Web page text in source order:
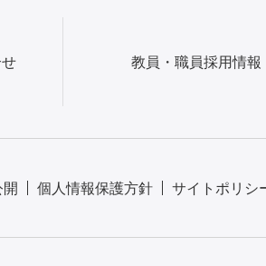
教員・職員採用情報
個人情報保護方針 サイトポリシ